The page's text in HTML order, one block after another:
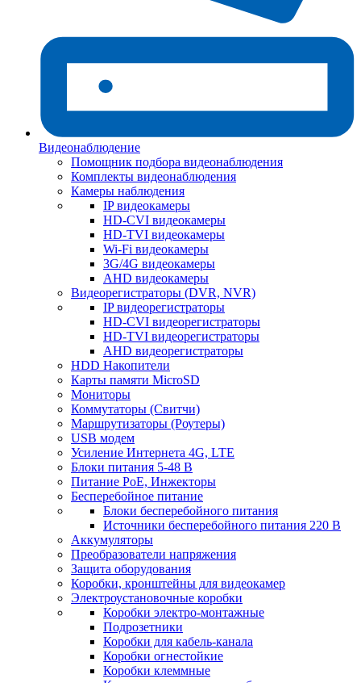
Видеонаблюдение
Помощник подбора видеонаблюдения
Комплекты видеонаблюдения
Камеры наблюдения
IP видеокамеры
HD-CVI видеокамеры
HD-TVI видеокамеры
Wi-Fi видеокамеры
3G/4G видеокамеры
AHD видеокамеры
Видеорегистраторы (DVR, NVR)
IP видеорегистраторы
HD-CVI видеорегистраторы
HD-TVI видеорегистраторы
AHD видеорегистраторы
HDD Накопители
Карты памяти MicroSD
Мониторы
Коммутаторы (Свитчи)
Маршрутизаторы (Роутеры)
USB модем
Усиление Интернета 4G, LTE
Блоки питания 5-48 В
Питание PoE, Инжекторы
Бесперебойное питание
Блоки бесперебойного питания
Источники бесперебойного питания 220 В
Аккумуляторы
Преобразователи напряжения
Защита оборудования
Коробки, кронштейны для видеокамер
Электроустановочные коробки
Коробки электро-монтажные
Подрозетники
Коробки для кабель-канала
Коробки огнестойкие
Коробки клеммные